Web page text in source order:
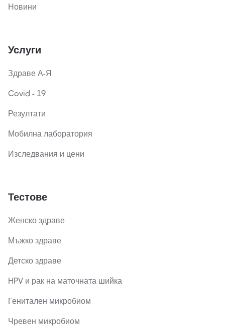
Новини
Услуги
Здраве А-Я
Covid - 19
Резултати
Мобилна лаборатория
Изследвания и цени
Тестове
Женско здраве
Мъжко здраве
Детско здраве
HPV и рак на маточната шийка
Генитален микробиом
Чревен микробиом